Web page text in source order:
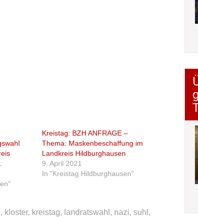
Kreistag: BZH ANFRAGE –
Thema: Maskenbeschaffung im
Landkreis Hildburghausen
9. April 2021
In "Kreistag Hildburghausen"
, kloster, kreistag, landratswahl , nazi, suhl ,